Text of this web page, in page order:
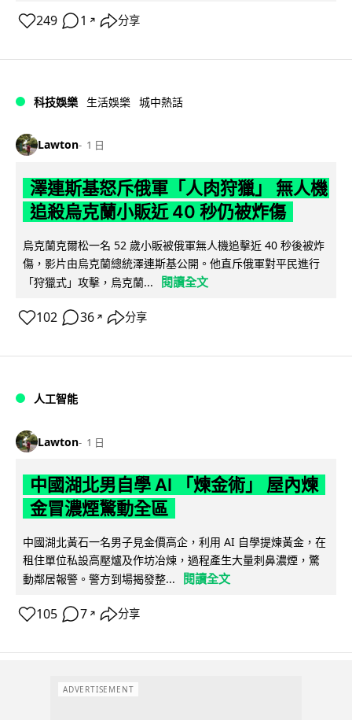
249 1 ↗ 分享
科技娛樂 生活娛樂 城中熱話
Lawton 1 日
澤連斯基怒斥俄軍「人肉狩獵」 無人機
追殺烏克蘭小販近 40 秒仍被炸傷
烏克蘭克爾松一名 52 歲小販被俄軍無人機追擊近 40 秒後被炸
傷，影片由烏克蘭總統澤連斯基公開。他直斥俄軍對平民進行
「狩獵式」攻擊，烏克蘭...
閱讀全文
102 36 ↗ 分享
人工智能
Lawton 1 日
中國湖北男自學 AI 「煉金術」 屋內煉
金冒濃煙驚動全區
中國湖北黃石一名男子見金價高企，利用 AI 自學提煉黃金，在
租住單位私設高壓爐及作坊冶煉，過程產生大量刺鼻濃煙，驚
動鄰居報警。警方到場揭發整...
閱讀全文
105 7 ↗ 分享
ADVERTISEMENT